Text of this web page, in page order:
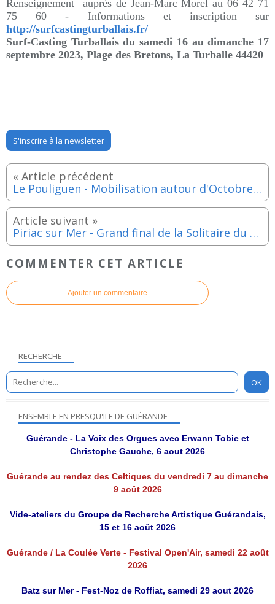
Renseignement auprès de Jean-Marc Morel au 06 42 71
75 60 - Informations et inscription sur
http://surfcastingturballais.fr/
Surf-Casting Turballais du samedi 16 au dimanche 17
septembre 2023, Plage des Bretons, La Turballe 44420
S'inscrire à la newsletter
Le Pouliguen - Mobilisation autour d'Octobre Rose - Samedi 30 septembre et dimanche 1er octobre 2023
Piriac sur Mer - Grand final de la Solitaire du Figaro du mercredi 13 au dimanche 17 septembre 2023
COMMENTER CET ARTICLE
Ajouter un commentaire
RECHERCHE
ENSEMBLE EN PRESQU'ILE DE GUÉRANDE
Guérande - La Voix des Orgues avec Erwann Tobie et
Christophe Gauche, 6 aout 2026
Guérande au rendez des Celtiques du vendredi 7 au dimanche
9 août 2026
Vide-ateliers du Groupe de Recherche Artistique Guérandais,
15 et 16 août 2026
Guérande / La Coulée Verte - Festival Open'Air, samedi 22 août
2026
Batz sur Mer - Fest-Noz de Roffiat, samedi 29 aout 2026